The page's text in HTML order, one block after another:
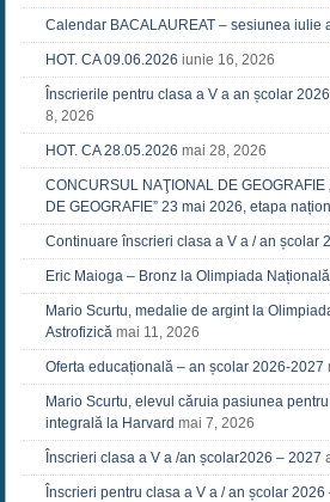
Calendar BACALAUREAT – sesiunea iulie
HOT. CA 09.06.2026 iunie 16, 2026
Înscrierile pentru clasa a V a an școlar
8, 2026
HOT. CA 28.05.2026 mai 28, 2026
CONCURSUL NAŢIONAL DE GEOGRAFIE
DE GEOGRAFIE” 23 mai 2026, etapa
Continuare înscrieri clasa a V a / an școlar
Eric Maioga – Bronz la Olimpiada
Mario Scurtu, medalie de argint la
Astrofizică mai 11, 2026
Oferta educațională – an școlar 2026-2027
Mario Scurtu, elevul căruia pasiunea
integrală la Harvard mai 7, 2026
Înscrieri clasa a V a /an școlar2026 – 2027
Înscrieri pentru clasa a V a / an școlar 2026